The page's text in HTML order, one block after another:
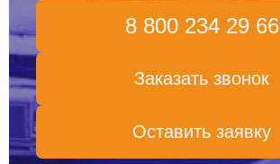
8 800 234 29 66
Заказать звонок
Оставить заявку